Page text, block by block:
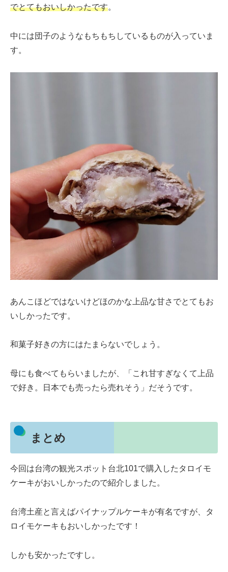
でとてもおいしかったです。
中には団子のようなもちもちしているものが入っていま
す。
あんこほどではないけどほのかな上品な甘さでとてもお
いしかったです。
和菓子好きの方にはたまらないでしょう。
母にも食べてもらいましたが、「これ甘すぎなくて上品
で好き。日本でも売ったら売れそう」だそうです。
まとめ
今回は台湾の観光スポット台北101で購入したタロイモ
ケーキがおいしかったので紹介しました。
台湾土産と言えばパイナップルケーキが有名ですが、タ
ロイモケーキもおいしかったです！
しかも安かったですし。